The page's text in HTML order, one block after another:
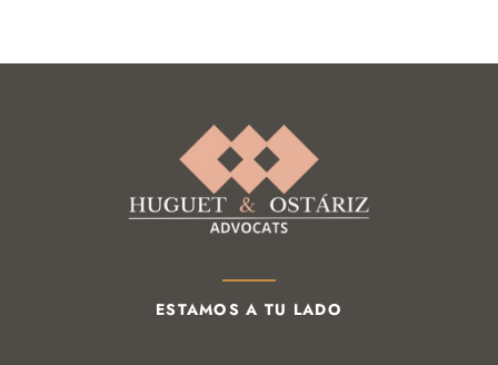
ESTAMOS A TU LADO